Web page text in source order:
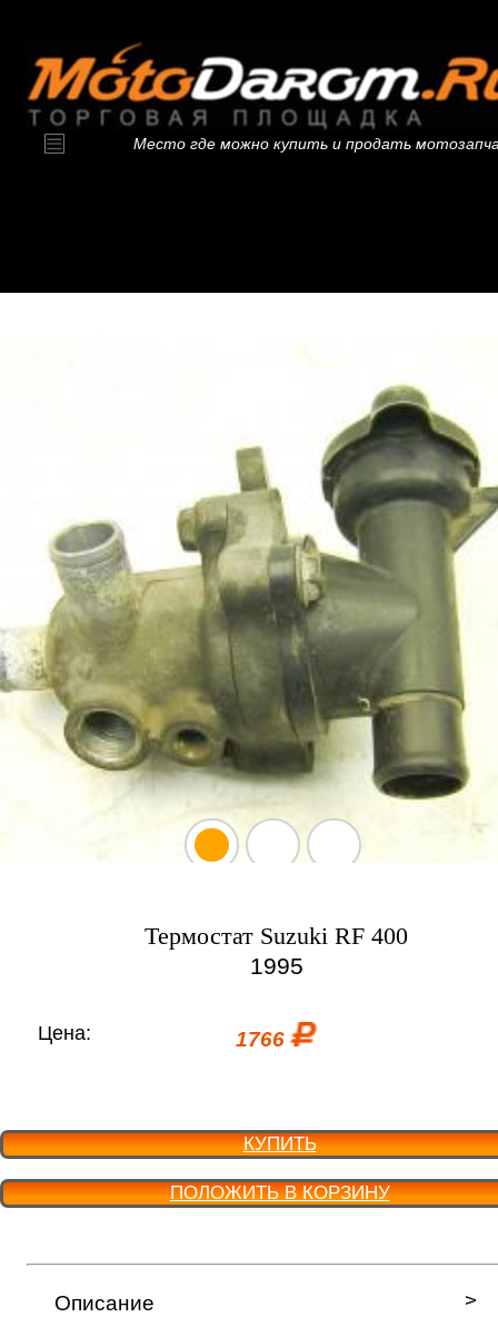
Место где можно купить и продать
Термостат Suzuki RF 400
1995
Цена: 1766
КУПИТЬ
ПОЛОЖИТЬ В КОРЗИНУ
Описание